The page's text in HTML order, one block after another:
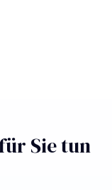
Sie tun